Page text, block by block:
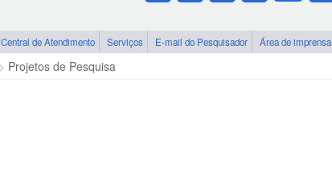
Central de Atendimento Serviços E-mail do Pesquisador Área de imprensa
Projetos de Pesquisa